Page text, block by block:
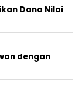
Dana Nilai
dengan